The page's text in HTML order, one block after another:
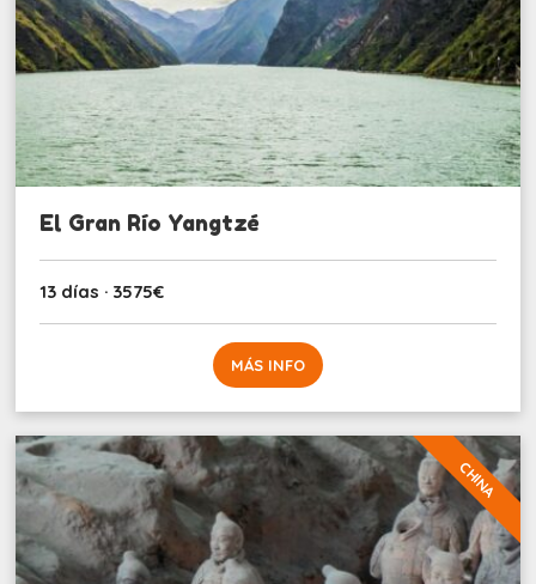
El Gran Río Yangtzé
13 días · 3575€
MÁS INFO
CHINA